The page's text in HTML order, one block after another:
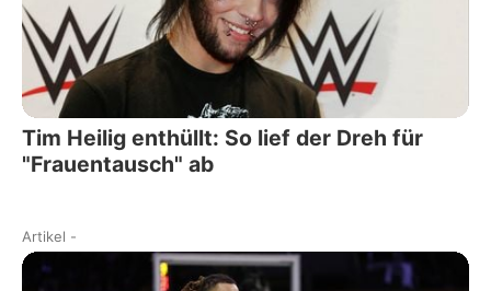
Tim Heilig enthüllt: So lief der Dreh für
"Frauentausch" ab
Artikel -